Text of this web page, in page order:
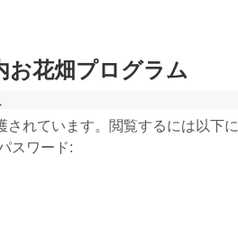
お花畑プログラム
されています。閲覧するには以下に
スワード: